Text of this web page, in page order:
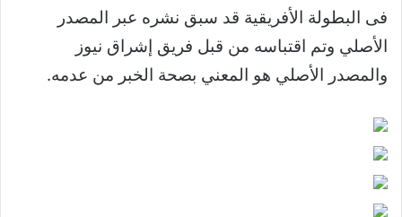
فى البطولة الأفريقية قد سبق نشره عبر المصدر
الأصلي وتم اقتباسه من قبل فريق إشراق نيوز
والمصدر الأصلي هو المعني بصحة الخبر من عدمه.